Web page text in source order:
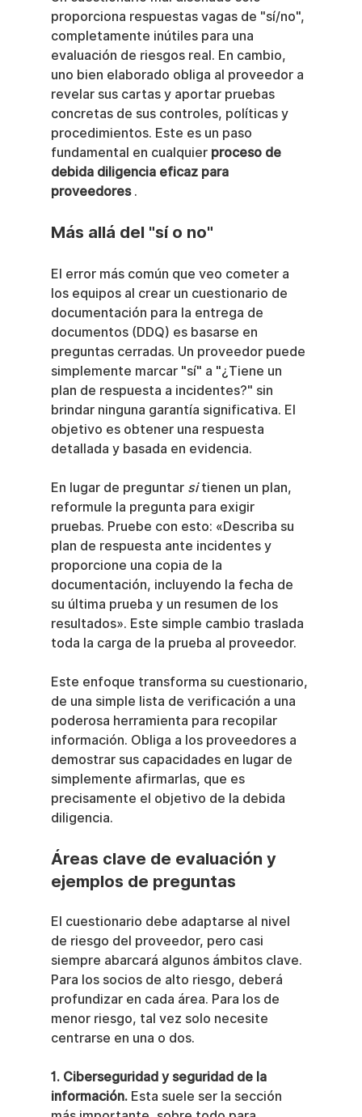
proporciona respuestas vagas de "sí/no",
completamente inútiles para una
evaluación de riesgos real. En cambio,
uno bien elaborado obliga al proveedor a
revelar sus cartas y aportar pruebas
concretas de sus controles, políticas y
procedimientos. Este es un paso
fundamental en cualquier proceso de
debida diligencia eficaz para
proveedores .
Más allá del "sí o no"
El error más común que veo cometer a
los equipos al crear un cuestionario de
documentación para la entrega de
documentos (DDQ) es basarse en
preguntas cerradas. Un proveedor puede
simplemente marcar "sí" a "¿Tiene un
plan de respuesta a incidentes?" sin
brindar ninguna garantía significativa. El
objetivo es obtener una respuesta
detallada y basada en evidencia.
En lugar de preguntar si tienen un plan,
reformule la pregunta para exigir
pruebas. Pruebe con esto: «Describa su
plan de respuesta ante incidentes y
proporcione una copia de la
documentación, incluyendo la fecha de
su última prueba y un resumen de los
resultados». Este simple cambio traslada
toda la carga de la prueba al proveedor.
Este enfoque transforma su cuestionario,
de una simple lista de verificación a una
poderosa herramienta para recopilar
información. Obliga a los proveedores a
demostrar sus capacidades en lugar de
simplemente afirmarlas, que es
precisamente el objetivo de la debida
diligencia.
Áreas clave de evaluación y
ejemplos de preguntas
El cuestionario debe adaptarse al nivel
de riesgo del proveedor, pero casi
siempre abarcará algunos ámbitos clave.
Para los socios de alto riesgo, deberá
profundizar en cada área. Para los de
menor riesgo, tal vez solo necesite
centrarse en una o dos.
1. Ciberseguridad y seguridad de la
información. Esta suele ser la sección